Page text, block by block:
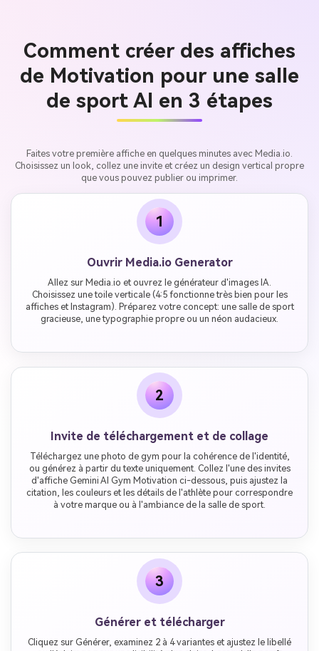
Comment créer des affiches
de Motivation pour une salle
de sport AI en 3 étapes
Faites votre première affiche en quelques minutes avec Media.io.
Choisissez un look, collez une invite et créez un design vertical propre
que vous pouvez publier ou imprimer.
1
Ouvrir Media.io Generator
Allez sur Media.io et ouvrez le générateur d'images IA.
Choisissez une toile verticale (4:5 fonctionne très bien pour les
affiches et Instagram). Préparez votre concept: une salle de sport
gracieuse, une typographie propre ou un néon audacieux.
2
Invite de téléchargement et de collage
Téléchargez une photo de gym pour la cohérence de l'identité,
ou générez à partir du texte uniquement. Collez l'une des invites
d'affiche Gemini AI Gym Motivation ci-dessous, puis ajustez la
citation, les couleurs et les détails de l'athlète pour correspondre
à votre marque ou à l'ambiance de la salle de sport.
3
Générer et télécharger
Cliquez sur Générer, examinez 2 à 4 variantes et ajustez le libellé